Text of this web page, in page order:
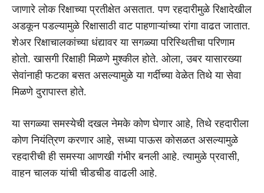
जाणारे लोक रिक्षाच्या प्रतीक्षेत असतात. पण रहदारीमुळे रिक्षादेखील
अडकून पडल्यामुळे रिक्षासाठी वाट पाहणाऱ्यांच्या रांगा वाढत जातात.
शेअर रिक्षाचालकांच्या धंद्यावर या सगळ्या परिस्थितीचा परिणाम
होतो. खासगी रिक्षाही मिळणे मुश्कील होते. ओला, उबर यासारख्या
सेवांनाही फटका बसत असल्यामुळे या गर्दीच्या वेळेत तिथे या सेवा
मिळणे दुरापास्त होते.
या सगळ्या समस्येची दखल नेमके कोण घेणार आहे, तिथे रहदारीला
कोण नियंत्रिण करणार आहे, सध्या पाऊस कोसळत असल्यामुळे
रहदारीची ही समस्या आणखी गंभीर बनली आहे. त्यामुळे प्रवासी,
वाहन चालक यांची चीडचीड वाढली आहे.